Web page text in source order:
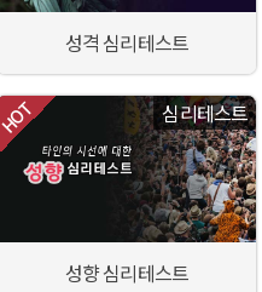
성격 심리테스트
심리테스트
성향 심리테스트